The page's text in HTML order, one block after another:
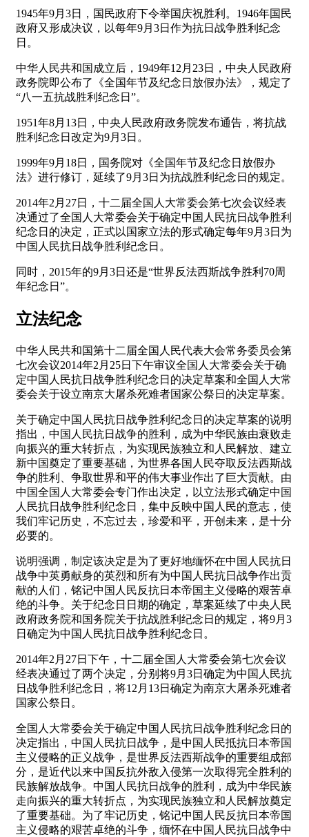
1945年9月3日，国民政府下令举国庆祝胜利。1946年国民
政府又形成决议，以每年9月3日作为抗日战争胜利纪念
日。
中华人民共和国成立后，1949年12月23日，中央人民政府
政务院即公布了《全国年节及纪念日放假办法》，规定了
“八一五抗战胜利纪念日”。
1951年8月13日，中央人民政府政务院发布通告，将抗战
胜利纪念日改定为9月3日。
1999年9月18日，国务院对《全国年节及纪念日放假办
法》进行修订，延续了9月3日为抗战胜利纪念日的规定。
2014年2月27日，十二届全国人大常委会第七次会议经表
决通过了全国人大常委会关于确定中国人民抗日战争胜利
纪念日的决定，正式以国家立法的形式确定每年9月3日为
中国人民抗日战争胜利纪念日。
同时，2015年的9月3日还是“世界反法西斯战争胜利70周
年纪念日”。
立法纪念
中华人民共和国第十二届全国人民代表大会常务委员会第
七次会议2014年2月25日下午审议全国人大常委会关于确
定中国人民抗日战争胜利纪念日的决定草案和全国人大常
委会关于设立南京大屠杀死难者国家公祭日的决定草案。
关于确定中国人民抗日战争胜利纪念日的决定草案的说明
指出，中国人民抗日战争的胜利，成为中华民族由衰败走
向振兴的重大转折点，为实现民族独立和人民解放、建立
新中国奠定了重要基础，为世界各国人民夺取反法西斯战
争的胜利、争取世界和平的伟大事业作出了巨大贡献。由
中国全国人大常委会专门作出决定，以立法形式确定中国
人民抗日战争胜利纪念日，集中反映中国人民的意志，使
我们牢记历史，不忘过去，珍爱和平，开创未来，是十分
必要的。
说明强调，制定该决定是为了更好地缅怀在中国人民抗日
战争中英勇献身的英烈和所有为中国人民抗日战争作出贡
献的人们，铭记中国人民反抗日本帝国主义侵略的艰苦卓
绝的斗争。关于纪念日日期的确定，草案延续了中央人民
政府政务院和国务院关于抗战胜利纪念日的规定，将9月3
日确定为中国人民抗日战争胜利纪念日。
2014年2月27日下午，十二届全国人大常委会第七次会议
经表决通过了两个决定，分别将9月3日确定为中国人民抗
日战争胜利纪念日，将12月13日确定为南京大屠杀死难者
国家公祭日。
全国人大常委会关于确定中国人民抗日战争胜利纪念日的
决定指出，中国人民抗日战争，是中国人民抵抗日本帝国
主义侵略的正义战争，是世界反法西斯战争的重要组成部
分，是近代以来中国反抗外敌入侵第一次取得完全胜利的
民族解放战争。中国人民抗日战争的胜利，成为中华民族
走向振兴的重大转折点，为实现民族独立和人民解放奠定
了重要基础。为了牢记历史，铭记中国人民反抗日本帝国
主义侵略的艰苦卓绝的斗争，缅怀在中国人民抗日战争中